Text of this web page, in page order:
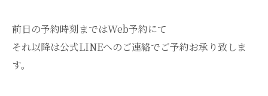
前日の予約時刻まではWeb予約にて
それ以降は公式LINEへのご連絡でご予約お承り致しま
す。